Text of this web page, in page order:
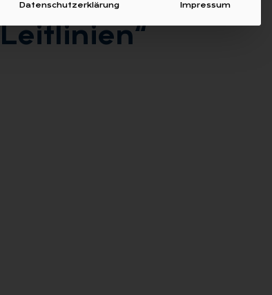
Datenschutzerklärung Impressum